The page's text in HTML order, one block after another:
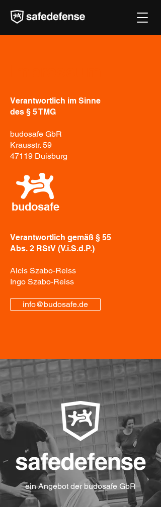
Verantwortlich im Sinne
des § 5 TMG
budosafe GbR
Krausstr. 59
47119 Duisburg​
budosafe
Verantwortlich gemäß § 55
Abs. 2 RStV (V.i.S.d.P.)
Alcis Szabo-Reiss
Ingo Szabo-Reiss
info@budosafe.de
ein Angebot der budosafe GbR